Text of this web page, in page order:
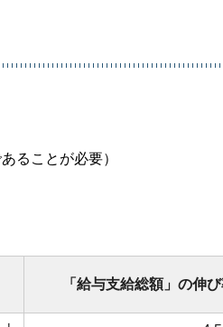
ることが必要）
「給与支給総額」の伸